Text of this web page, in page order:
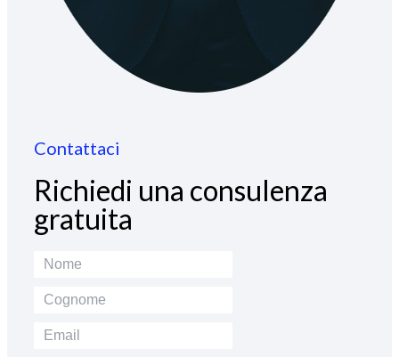
Contattaci
Richiedi una consulenza
gratuita